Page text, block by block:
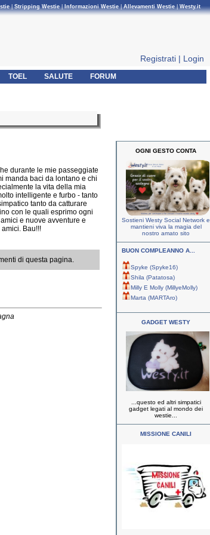
|Stripping Westie| Informazioni Westie|Allevamenti Westie|Westy.it
Registrati | Login
TOEL SALUTE FORUM
durante le mie passeggiate
manda baci da lontano e chi
la vita della mia
intelligente e furbo - tanto
tanto da catturare
con le quali esprimo ogni
e nuove avventure e
Bau!!!
di questa pagina.
OGNI GESTO CONTA
Sostieni Westy Social Network e
mantieni viva la magia del
nostro amato sito
BUON COMPLEANNO A...
Spyke (Spyke16)
Shila (Patatosa)
Milly E Molly (MillyeMolly)
Marta (MARTAro)
GADGET WESTY
...questo ed altri simpatici
gadget legati al mondo dei
westie...
MISSIONE CANILI